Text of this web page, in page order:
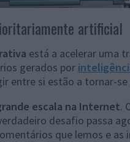
artificial
está a acelerar uma
gerados por
entre si estão a tornar-se
escala na Internet.
desafio passa
que lemos e